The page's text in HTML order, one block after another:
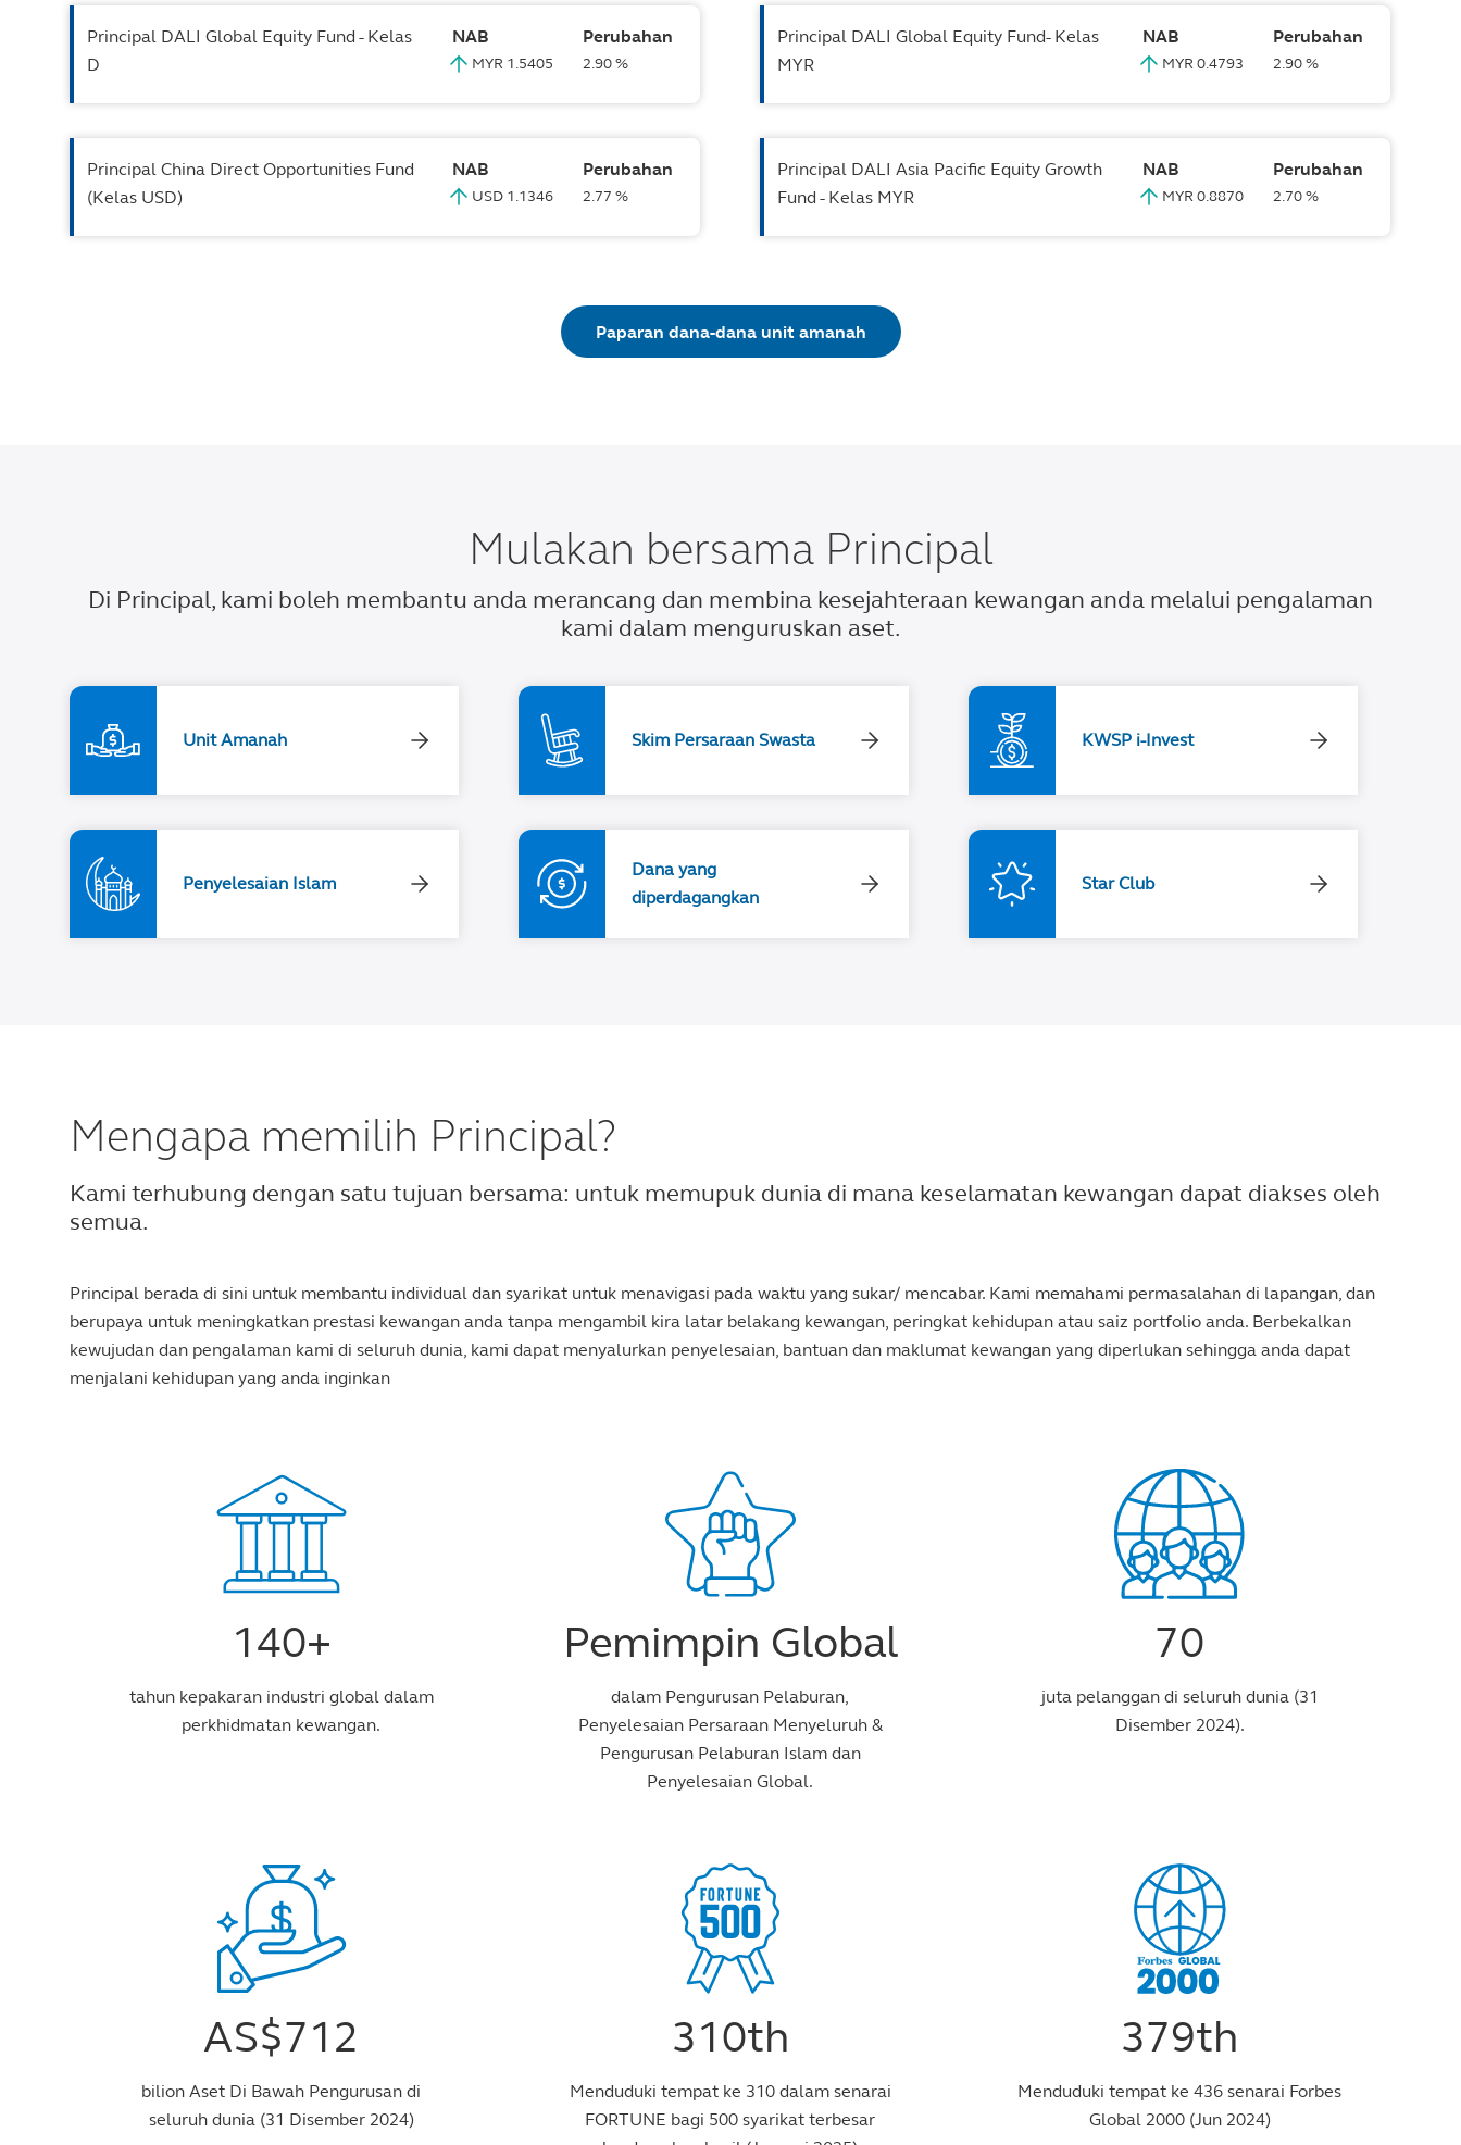
Principal DALI Global Equity Fund - Kelas
D
NAB
MYR 1.5405
Perubahan
2.90 %
Principal DALI Global Equity Fund- Kelas
MYR
NAB
MYR 0.4793
Perubahan
2.90 %
Principal China Direct Opportunities Fund
(Kelas USD)
NAB
USD 1.1346
Perubahan
2.77 %
Principal DALI Asia Pacific Equity Growth
Fund - Kelas MYR
NAB
MYR 0.8870
Perubahan
2.70 %
Paparan dana-dana unit amanah
Mulakan bersama Principal
Di Principal, kami boleh membantu anda merancang dan membina kesejahteraan kewangan anda melalui pengalaman
kami dalam menguruskan aset.
Unit Amanah Skim Persaraan Swasta KWSP i-Invest
Penyelesaian Islam
Dana yang
diperdagangkan
Star Club
Mengapa memilih Principal?
Kami terhubung dengan satu tujuan bersama: untuk memupuk dunia di mana keselamatan kewangan dapat diakses oleh
semua.
Principal berada di sini untuk membantu individual dan syarikat untuk menavigasi pada waktu yang sukar/ mencabar. Kami memahami permasalahan di lapangan, dan
berupaya untuk meningkatkan prestasi kewangan anda tanpa mengambil kira latar belakang kewangan, peringkat kehidupan atau saiz portfolio anda. Berbekalkan
kewujudan dan pengalaman kami di seluruh dunia, kami dapat menyalurkan penyelesaian, bantuan dan maklumat kewangan yang diperlukan sehingga anda dapat
menjalani kehidupan yang anda inginkan
140+
tahun kepakaran industri global dalam
perkhidmatan kewangan.
Pemimpin Global
dalam Pengurusan Pelaburan,
Penyelesaian Persaraan Menyeluruh &
Pengurusan Pelaburan Islam dan
Penyelesaian Global.
70
juta pelanggan di seluruh dunia (31
Disember 2024).
AS$712
bilion Aset Di Bawah Pengurusan di
seluruh dunia (31 Disember 2024)
310th
Menduduki tempat ke 310 dalam senarai
FORTUNE bagi 500 syarikat terbesar
379th
Menduduki tempat ke 436 senarai Forbes
Global 2000 (Jun 2024)